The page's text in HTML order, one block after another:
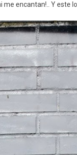
encantan!.. Y este